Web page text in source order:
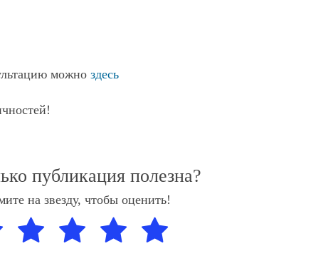
можно здесь
публикация полезна?
на звезду, чтобы оценить!